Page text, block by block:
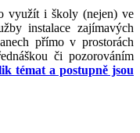
využít i školy (nejen) ve
instalace zajímavých
přímo v prostorách
či pozorováním
témat a postupně jsou